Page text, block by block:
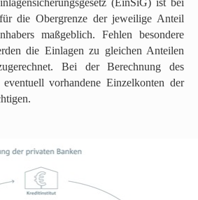
(EinSiG) ist bei
die Obergrenze der jeweilige Anteil
maßgeblich. Fehlen besondere
die Einlagen zu gleichen Anteilen
Bei der Berechnung des
eventuell vorhandene Einzelkonten der